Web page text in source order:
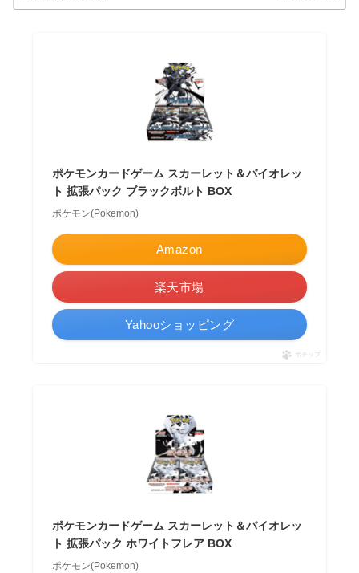
ポケモンカードゲーム スカーレット＆バイオレッ
ト 拡張パック ブラックボルト BOX
ポケモン(Pokemon)
Amazon
楽天市場
Yahooショッピング
ポチップ
ポケモンカードゲーム スカーレット＆バイオレッ
ト 拡張パック ホワイトフレア BOX
ポケモン(Pokemon)